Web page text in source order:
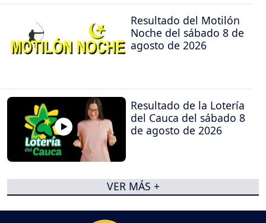
Resultado del Motilón
Noche del sábado 8 de
agosto de 2026
Resultado de la Lotería
del Cauca del sábado 8
de agosto de 2026
VER MÁS +